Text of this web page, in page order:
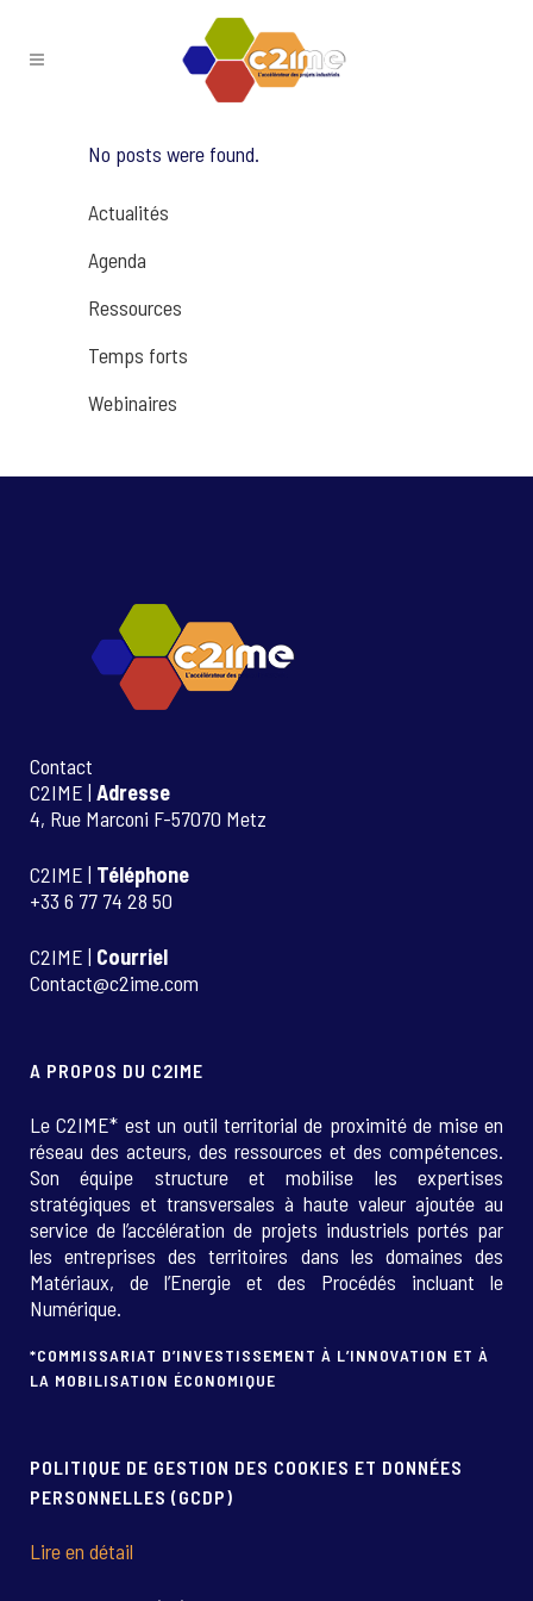
No posts were found.
Actualités
Agenda
Ressources
Temps forts
Webinaires
Contact
C2IME | Adresse
4, Rue Marconi F-57070 Metz
C2IME | Téléphone
+33 6 77 74 28 50
C2IME | Courriel
Contact@c2ime.com
A PROPOS DU C2IME
Le C2IME* est un outil territorial de proximité de mise en
réseau des acteurs, des ressources et des compétences.
Son équipe structure et mobilise les expertises
stratégiques et transversales à haute valeur ajoutée au
service de l’accélération de projets industriels portés par
les entreprises des territoires dans les domaines des
Matériaux, de l’Energie et des Procédés incluant le
Numérique.
*COMMISSARIAT D’INVESTISSEMENT À L’INNOVATION ET À
LA MOBILISATION ÉCONOMIQUE
POLITIQUE DE GESTION DES COOKIES ET DONNÉES
PERSONNELLES (GCDP)
Lire en détail